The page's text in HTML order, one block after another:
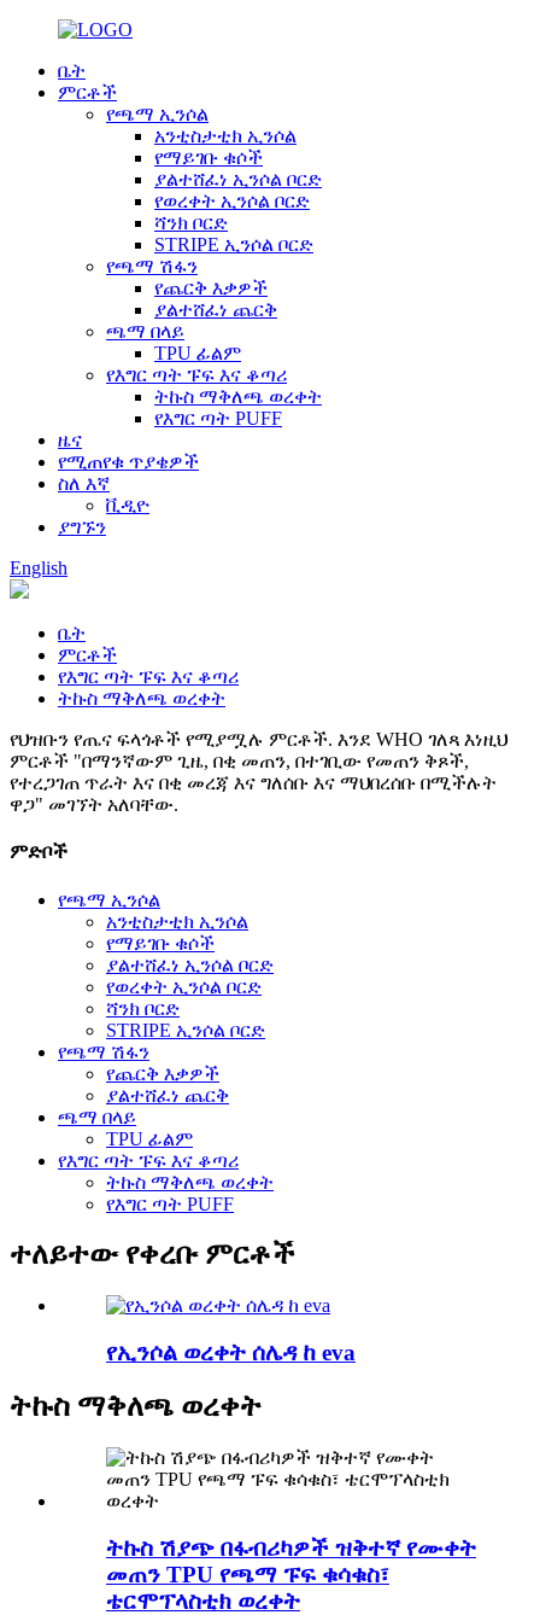
ቤት
ምርቶች
የጫማ ኢንሶል
አንቲስታቲክ ኢንሶል
የማይገቡ ቁሶች
ያልተሸፈነ ኢንሶል ቦርድ
የወረቀት ኢንሶል ቦርድ
ሻንክ ቦርድ
STRIPE ኢንሶል ቦርድ
የጫማ ሽፋን
የጨርቅ እቃዎች
ያልተሸፈነ ጨርቅ
ጫማ በላይ
TPU ፊልም
የእግር ጣት ፑፍ እና ቆጣሪ
ትኩስ ማቅለጫ ወረቀት
የእግር ጣት PUFF
ዜና
የሚጠየቁ ጥያቄዎች
ስለ እኛ
ቪዲዮ
ያግኙን
English
ቤት
ምርቶች
የእግር ጣት ፑፍ እና ቆጣሪ
ትኩስ ማቅለጫ ወረቀት
የህዝቡን የጤና ፍላጎቶች የሚያሟሉ ምርቶች. እንደ WHO ገለጻ እነዚህ
ምርቶች "በማንኛውም ጊዜ, በቂ መጠን, በተገቢው የመጠን ቅጾች,
የተረጋገጠ ጥራት እና በቂ መረጃ እና ግለሰቡ እና ማህበረሰቡ በሚችሉት
ዋጋ" መገኘት አለባቸው.
ምድቦች
የጫማ ኢንሶል
አንቲስታቲክ ኢንሶል
የማይገቡ ቁሶች
ያልተሸፈነ ኢንሶል ቦርድ
የወረቀት ኢንሶል ቦርድ
ሻንክ ቦርድ
STRIPE ኢንሶል ቦርድ
የጫማ ሽፋን
የጨርቅ እቃዎች
ያልተሸፈነ ጨርቅ
ጫማ በላይ
TPU ፊልም
የእግር ጣት ፑፍ እና ቆጣሪ
ትኩስ ማቅለጫ ወረቀት
የእግር ጣት PUFF
ተለይተው የቀረቡ ምርቶች
የኢንሶል ወረቀት ሰሌዳ ከ eva
ትኩስ ማቅለጫ ወረቀት
ትኩስ ሽያጭ በፋብሪካዎች ዝቅተኛ የሙቀት
መጠን TPU የጫማ ፑፍ ቁሳቁስ፣
ቴርሞፕላስቲክ ወረቀት